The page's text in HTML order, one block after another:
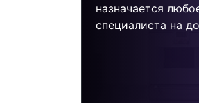
назначается
специалиста на